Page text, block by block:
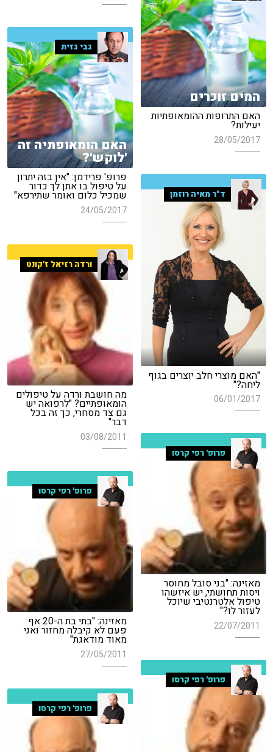
המים זוכרים
האם התרופות ההומאופתיות
יעילות?
28/05/2017
גבי גזית
האם הומאופתיה זה
'לוקש'?
פרופ' פרידמן: "אין בזה יתרון
על טיפול בו אתן לך כדור
שמכיל כלום ואומר שתירפא"
24/05/2017
ד"ר מאיה רוזמן
"האם מוצרי חלב יוצרים בגוף
ליחה?"
06/01/2017
ורדה רזיאל ז'קונט
מה חושבת ורדה על טיפולים
הומאופתיים? "לרפואה יש
גם צד מסחרי, כך זה בכל
דבר"
03/08/2011
פרופ' רפי קרסו
מאזינה: "בני סובל מחוסר
ויסות תחושתי, יש איזשהו
טיפול אלטרנטיבי שיוכל
לעזור לו?"
22/07/2011
פרופ' רפי קרסו
מאזינה: "בתי בת ה-20 אף
פעם לא קיבלה מחזור ואני
מאוד מודאגת"
27/05/2011
פרופ' רפי קרסו
פרופ' רפי קרסו